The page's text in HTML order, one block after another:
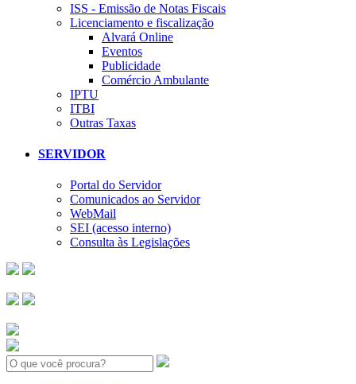
ISS - Emissão de Notas Fiscais
Licenciamento e fiscalização
Alvará Online
Eventos
Publicidade
Comércio Ambulante
IPTU
ITBI
Outras Taxas
SERVIDOR
Portal do Servidor
Comunicados ao Servidor
WebMail
SEI (acesso interno)
Consulta às Legislações
Search: